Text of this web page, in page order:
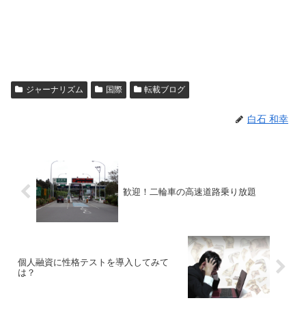
ジャーナリズム 国際 転載ブログ
白石 和幸
歓迎！二輪車の高速道路乗り放題
個人融資に性格テストを導入してみて
は？